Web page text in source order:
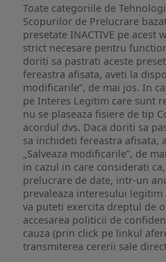
Toate categoriile de
Scopurilor de Prelucrare
presetate INACTIVE pe acest
strict necesare pentru
doriti sa pastrati aceste
fereastra afisata, aveti la
modificarile”, de mai jos. In
pe Interes Legitim care sunt
nu se plaseaza fisiere de tip
acordul dvs. Daca doriti sa
sa inchideti fereastra afisata,
„Salveaza modificarile”, de
in cazul in care considerati
prelucrare de date, intr-un
prevaleaza interesului
va puteti exercita dreptul de
accesarea politicii de
cauza (prin click pe linkul
transmiterea cererii sale